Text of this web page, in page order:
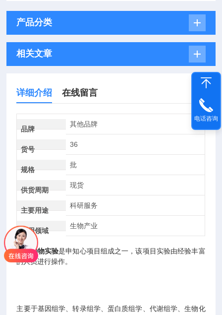
产品分类
相关文章
详细介绍 在线留言
品牌
其他品牌
货号
36
规格
批
供货周期
现货
主要用途
科研服务
应用领域
生物产业
杭州动物实验是申知心项目组成之一，该项目实验由经验丰富
的人员进行操作。
主要于基因组学、转录组学、蛋白质组学、代谢组学、生物化
电话咨询